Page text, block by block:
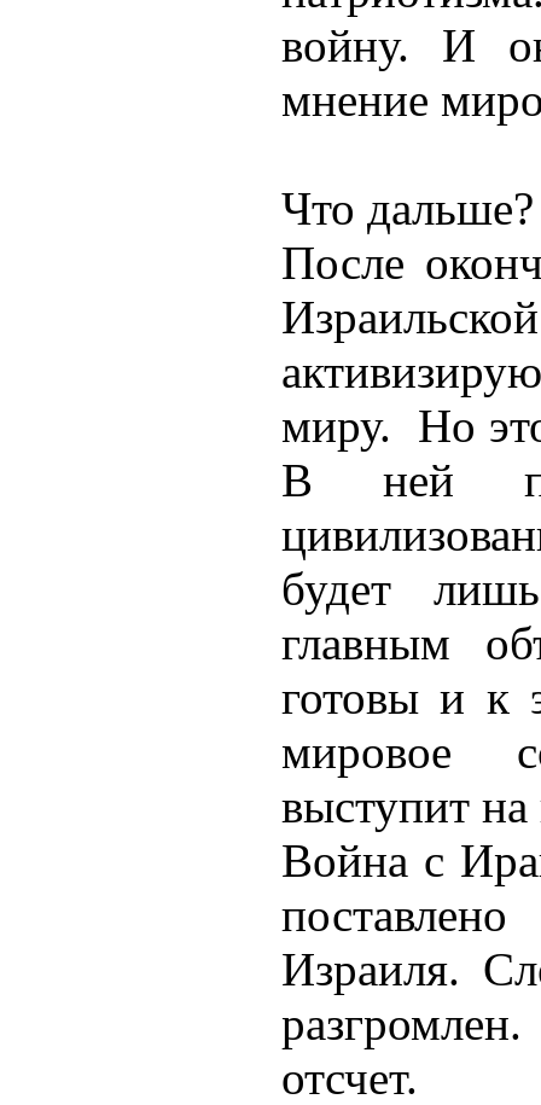
войну. И
мнение
Что дальше?
После
миру. Но
В ней
будет
главным
готовы и к
мировое
выступит
Война с
Израиля.
отсчет.